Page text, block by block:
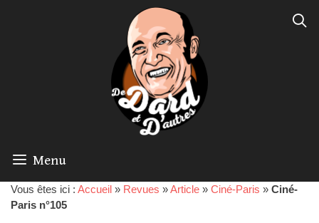
Menu
Vous êtes ici : Accueil » Revues »Article » Ciné-Paris » Ciné-
Paris n°105